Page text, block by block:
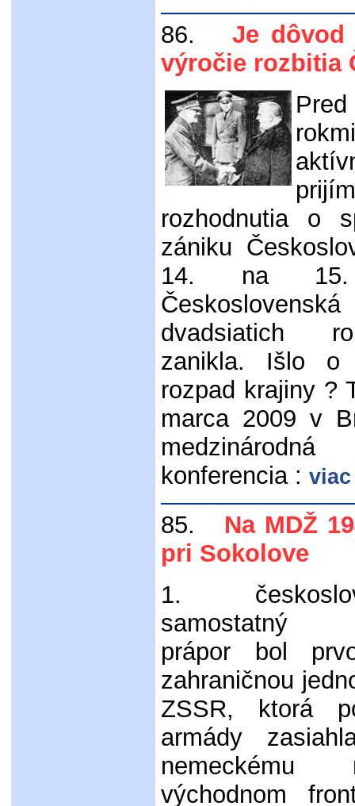
86.
Je dôvod
výročie rozbitia
rozhodnutia o
zániku
14. na 15.
dvadsiatich
zanikla. Išlo o
rozpad krajiny ?
marca 2009 v
konferencia : viac
85.
Na MDŽ
pri Sokolove
1.
samostatný
prápor bol
zahraničnou
ZSSR, ktorá
armády
nemeckému
východnom